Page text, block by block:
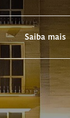
Saiba mais